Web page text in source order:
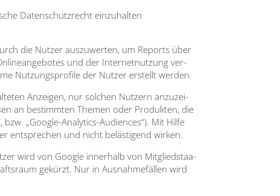
Daten­schutz­recht ein­zu­hal­ten
die Nut­zer aus­zu­wer­ten, um Reports über
und der Inter­net­nut­zung ver­
Nut­zungs­pro­fi­le der Nut­zer erstellt wer­den.
Anzei­gen, nur sol­chen Nut­zern anzu­zei­
an bestimm­ten The­men oder Pro­duk­ten, die
„Goog­le-Ana­ly­tics-Audi­en­ces“). Mit Hil­fe
ent­spre­chen und nicht beläs­ti­gend wir­ken.
wird von Goog­le inner­halb von Mit­glied­staa­
gekürzt. Nur in Aus­nah­me­fäl­len wird